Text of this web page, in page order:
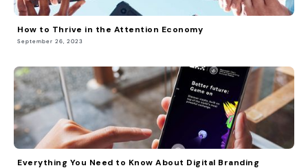
How to Thrive in the Attention Economy
September 26, 2023
Everything You Need to Know About Digital Branding